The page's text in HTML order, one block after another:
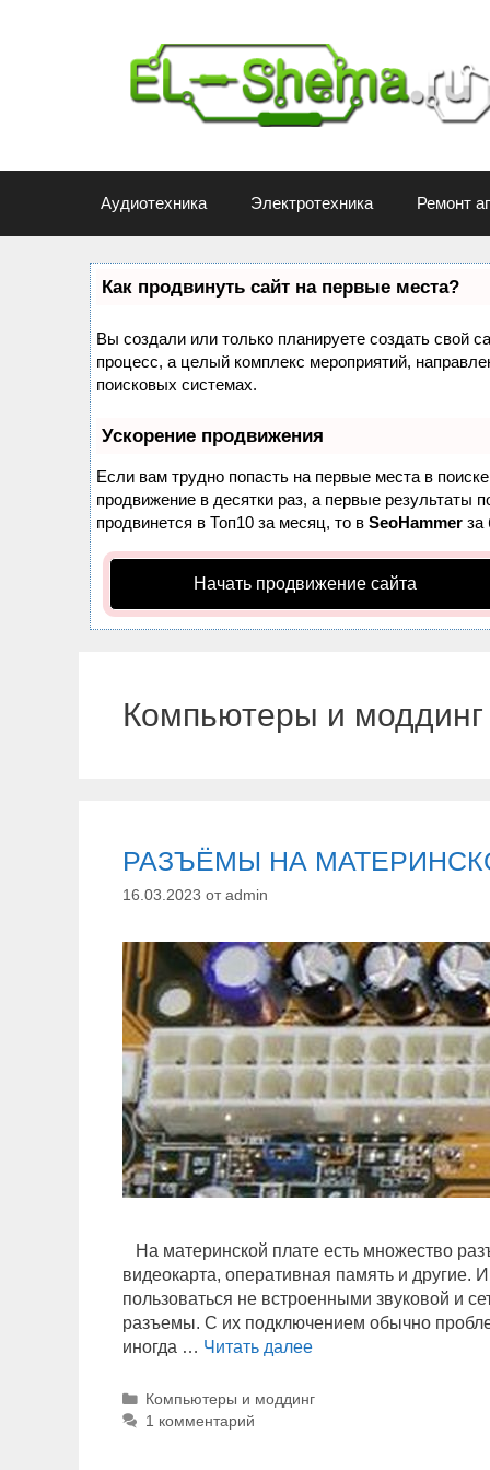
Аудиотехника Электротехника Ремонт
Как продвинуть сайт на первые места?
Вы создали или только планируете создать свой
процесс, а целый комплекс мероприятий,
поисковых системах.
Ускорение продвижения
Если вам трудно попасть на первые места в
продвижение в десятки раз, а первые результаты
продвинется в Топ10 за месяц, то в SeoHammer за
Начать продвижение сайта
Компьютеры и моддинг
РАЗЪЁМЫ НА
16.03.2023 от admin
На материнской плате есть множество
видеокарта, оперативная память и другие.
пользоваться не встроенными звуковой и
разъемы. С их подключением обычно
иногда … Читать далее
З
Р
у
Компьютеры и моддинг
1 комментарий